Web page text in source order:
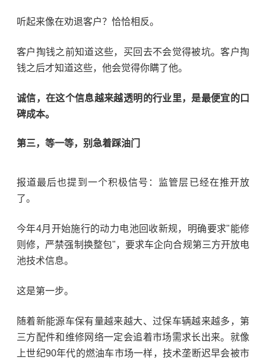
听起来像在劝退客户？恰恰相反。
客户掏钱之前知道这些，买回去不会觉得被坑。客户掏
钱之后才知道这些，他会觉得你瞒了他。
诚信，在这个信息越来越透明的行业里，是最便宜的口
碑成本。
第三，等一等，别急着踩油门
报道最后也提到一个积极信号：监管层已经在推开放
了。
今年4月开始施行的动力电池回收新规，明确要求"能修
则修，严禁强制换整包"，要求车企向合规第三方开放电
池技术信息。
这是第一步。
随着新能源车保有量越来越大、过保车辆越来越多，第
三方配件和维修网络一定会追着市场需求长出来。就像
上世纪90年代的燃油车市场一样，技术垄断迟早会被市